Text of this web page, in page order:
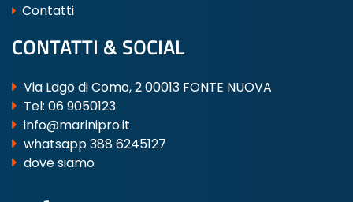
Contatti
CONTATTI & SOCIAL
Via Lago di Como, 2 00013 FONTE NUOVA
Tel: 06 9050123
info@marinipro.it
whatsapp 388 6245127
dove siamo